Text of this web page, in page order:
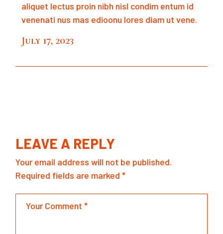
aliquet lectus proin nibh nisl condim entum id
venenati nus mas edioonu lores diam ut vene.
July 17, 2023
LEAVE A REPLY
Your email address will not be published.
Required fields are marked*